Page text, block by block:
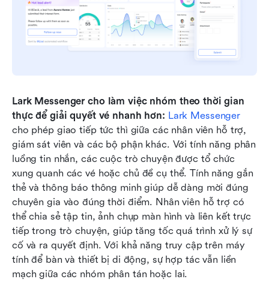
Lark Messenger cho làm việc nhóm theo thời gian
thực để giải quyết vé nhanh hơn: Lark Messenger
cho phép giao tiếp tức thì giữa các nhân viên hỗ trợ,
giám sát viên và các bộ phận khác. Với tính năng phân
luồng tin nhắn, các cuộc trò chuyện được tổ chức
xung quanh các vé hoặc chủ đề cụ thể. Tính năng gắn
thẻ và thông báo thông minh giúp dễ dàng mời đúng
chuyên gia vào đúng thời điểm. Nhân viên hỗ trợ có
thể chia sẻ tập tin, ảnh chụp màn hình và liên kết trực
tiếp trong trò chuyện, giúp tăng tốc quá trình xử lý sự
cố và ra quyết định. Với khả năng truy cập trên máy
tính để bàn và thiết bị di động, sự hợp tác vẫn liền
mạch giữa các nhóm phân tán hoặc lai.